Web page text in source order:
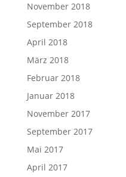
November 2018
September 2018
April 2018
März 2018
Februar 2018
Januar 2018
November 2017
September 2017
Mai 2017
April 2017